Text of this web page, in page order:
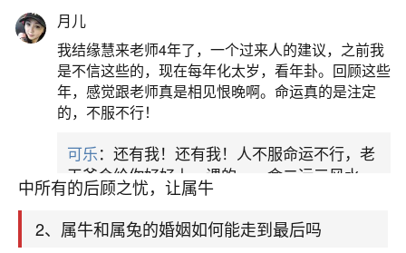
和生肖兔相合吗属牛的男人一般也比较喜欢属兔女
人的这种温柔和平和的感觉，一旦属牛的男人看上
属兔的女人之后就会展开疯狂的攻势，这种攻势下
会让属兔的女人惊恐，但是由于属牛男人的执着，
最终必然能够结成连理。当两者结合之后，属兔女
人的温柔能够给属牛的男人带来更多帮助，解决家
中所有的后顾之忧，让属牛
2、属牛和属兔的婚姻如何能走到最后吗
月儿
我结缘慧来老师4年了，一个过来人的建议，之前我
是不信这些的，现在每年化太岁，看年卦。回顾这些
年，感觉跟老师真是相见恨晚啊。命运真的是注定
的，不服不行！
可乐：还有我！还有我！人不服命运不行，老
天爷会给你好好上一课的。一命二运三风水，
哪样不服都不行！
平安是福：我也是每年找老师化太岁，看年
卦，认识老师3年了，都是缘分啊！